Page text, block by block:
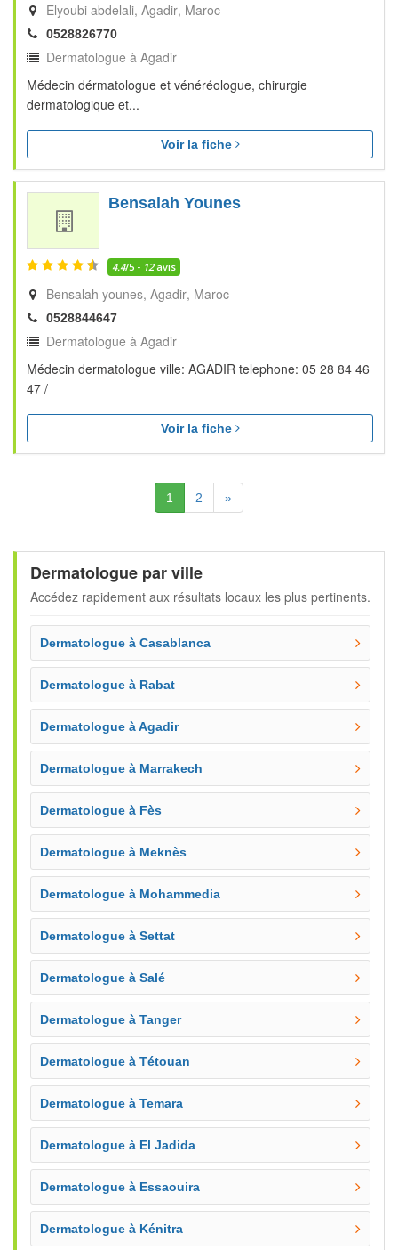
Elyoubi abdelali Agadir Maroc
0528826770
Dermatologue à Agadir
Médecin dérmatologue et vénéréologue, chirurgie
dermatologique et...
Voir la fiche
Bensalah Younes
4.4/5 - 12avis
Bensalah younes Agadir Maroc
0528844647
Dermatologue à Agadir
Médecin dermatologue ville: AGADIR telephone: 05 28 84 46
47 /
Voir la fiche
1 (Actuelle)
2 »Suivante
Dermatologue par ville
Accédez rapidement aux résultats locaux les plus pertinents.
Dermatologue à Casablanca
Dermatologue à Rabat
Dermatologue à Agadir
Dermatologue à Marrakech
Dermatologue à Fès
Dermatologue à Meknès
Dermatologue à Mohammedia
Dermatologue à Settat
Dermatologue à Salé
Dermatologue à Tanger
Dermatologue à Tétouan
Dermatologue à Temara
Dermatologue à El Jadida
Dermatologue à Essaouira
Dermatologue à Kénitra